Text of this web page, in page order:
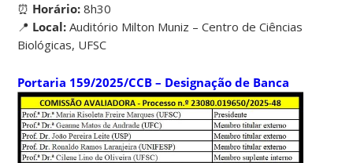
⏰ Horário: 8h30
📍 Local: Auditório Milton Muniz – Centro de Ciências
Biológicas, UFSC
Portaria 159/2025/CCB – Designação de Banca